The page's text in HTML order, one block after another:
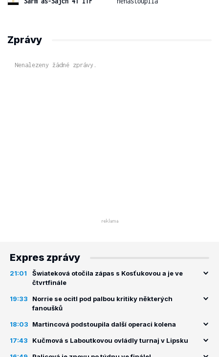
Zprávy
Nenalezeny žádné zprávy.
Expres zprávy
21:01
Šwiateková otočila zápas s Kosťukovou a je ve
čtvrtfinále
19:33
Norrie se ocitl pod palbou kritiky některých
fanoušků
18:03 Martincová podstoupila další operaci kolena
17:43 Kučmová s Laboutkovou ovládly turnaj v Lipsku